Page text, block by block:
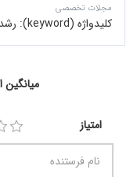
مجلات تخصصی
کلیدواژه (keyword):
میانگین
امتیاز